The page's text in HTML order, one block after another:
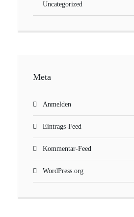
Uncategorized
Meta
Anmelden
Eintrags-Feed
Kommentar-Feed
WordPress.org